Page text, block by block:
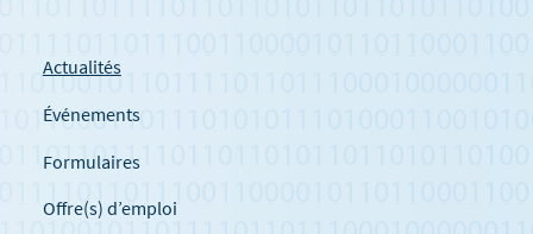
Actualités
Événements
Formulaires
Offre(s) d’emploi